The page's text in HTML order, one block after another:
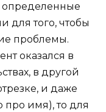
определенные
для того, чтобы
проблемы.
оказался в
в другой
и даже
про имя), то для